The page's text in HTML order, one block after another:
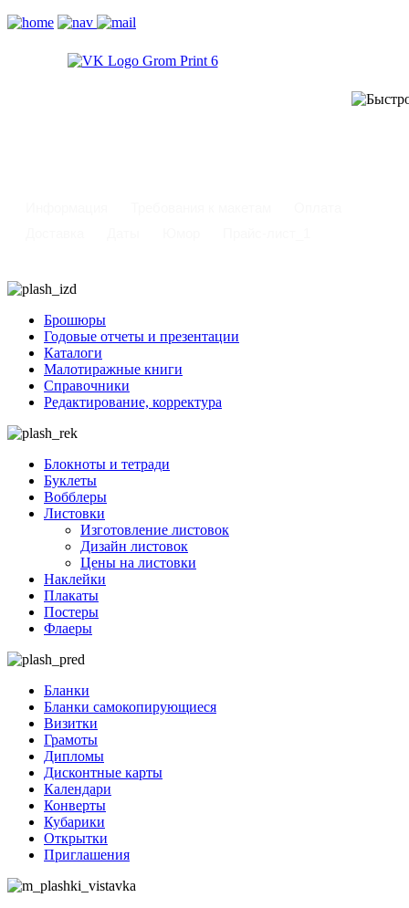
Брошюры
Годовые отчеты и презентации
Каталоги
Малотиражные книги
Справочники
Редактирование, корректура
Блокноты и тетради
Буклеты
Вобблеры
Листовки
Изготовление листовок
Дизайн листовок
Цены на листовки
Наклейки
Плакаты
Постеры
Флаеры
Бланки
Бланки самокопирующиеся
Визитки
Грамоты
Дипломы
Дисконтные карты
Календари
Конверты
Кубарики
Открытки
Приглашения